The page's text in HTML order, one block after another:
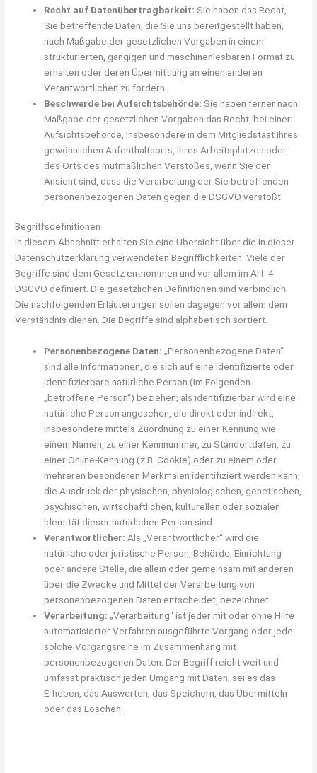
Recht auf Datenübertragbarkeit: Sie haben das Recht,
Sie betreffende Daten, die Sie uns bereitgestellt haben,
nach Maßgabe der gesetzlichen Vorgaben in einem
strukturierten, gängigen und maschinenlesbaren Format zu
erhalten oder deren Übermittlung an einen anderen
Verantwortlichen zu fordern.
Beschwerde bei Aufsichtsbehörde: Sie haben ferner nach
Maßgabe der gesetzlichen Vorgaben das Recht, bei einer
Aufsichtsbehörde, insbesondere in dem Mitgliedstaat Ihres
gewöhnlichen Aufenthaltsorts, Ihres Arbeitsplatzes oder
des Orts des mutmaßlichen Verstoßes, wenn Sie der
Ansicht sind, dass die Verarbeitung der Sie betreffenden
personenbezogenen Daten gegen die DSGVO verstößt.
Begriffsdefinitionen
In diesem Abschnitt erhalten Sie eine Übersicht über die in dieser
Datenschutzerklärung verwendeten Begrifflichkeiten. Viele der
Begriffe sind dem Gesetz entnommen und vor allem im Art. 4
DSGVO definiert. Die gesetzlichen Definitionen sind verbindlich.
Die nachfolgenden Erläuterungen sollen dagegen vor allem dem
Verständnis dienen. Die Begriffe sind alphabetisch sortiert.
Personenbezogene Daten: „Personenbezogene Daten“
sind alle Informationen, die sich auf eine identifizierte oder
identifizierbare natürliche Person (im Folgenden
„betroffene Person“) beziehen; als identifizierbar wird eine
natürliche Person angesehen, die direkt oder indirekt,
insbesondere mittels Zuordnung zu einer Kennung wie
einem Namen, zu einer Kennnummer, zu Standortdaten, zu
einer Online-Kennung (z.B. Cookie) oder zu einem oder
mehreren besonderen Merkmalen identifiziert werden kann,
die Ausdruck der physischen, physiologischen, genetischen,
psychischen, wirtschaftlichen, kulturellen oder sozialen
Identität dieser natürlichen Person sind.
Verantwortlicher: Als „Verantwortlicher“ wird die
natürliche oder juristische Person, Behörde, Einrichtung
oder andere Stelle, die allein oder gemeinsam mit anderen
über die Zwecke und Mittel der Verarbeitung von
personenbezogenen Daten entscheidet, bezeichnet.
Verarbeitung: „Verarbeitung“ ist jeder mit oder ohne Hilfe
automatisierter Verfahren ausgeführte Vorgang oder jede
solche Vorgangsreihe im Zusammenhang mit
personenbezogenen Daten. Der Begriff reicht weit und
umfasst praktisch jeden Umgang mit Daten, sei es das
Erheben, das Auswerten, das Speichern, das Übermitteln
oder das Löschen.